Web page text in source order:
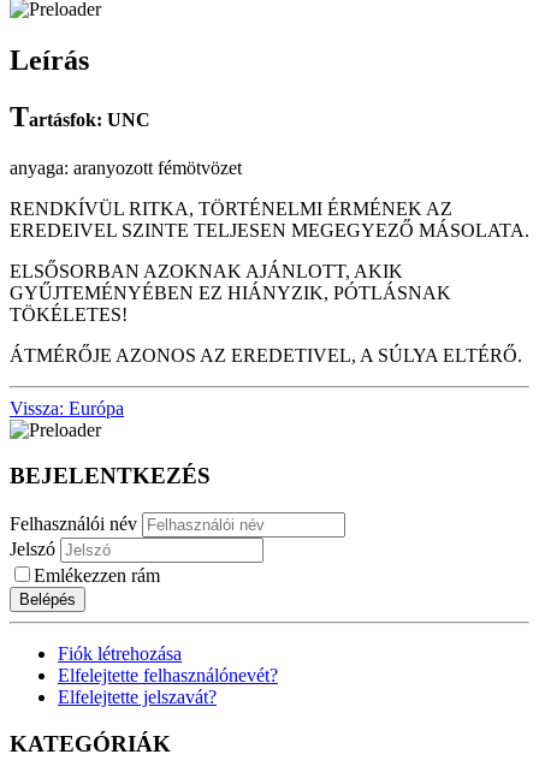
Leírás
Tartásfok: UNC
anyaga: aranyozott fémötvözet
RENDKÍVÜL RITKA, TÖRTÉNELMI ÉRMÉNEK AZ
EREDEIVEL SZINTE TELJESEN MEGEGYEZŐ MÁSOLATA.
ELSŐSORBAN AZOKNAK AJÁNLOTT, AKIK
GYŰJTEMÉNYÉBEN EZ HIÁNYZIK, PÓTLÁSNAK
TÖKÉLETES!
ÁTMÉRŐJE AZONOS AZ EREDETIVEL, A SÚLYA ELTÉRŐ.
Vissza: Európa
BEJELENTKEZÉS
Felhasználói név
Jelszó
Emlékezzen rám
Belépés
Fiók létrehozása
Elfelejtette felhasználónevét?
Elfelejtette jelszavát?
KATEGÓRIÁK